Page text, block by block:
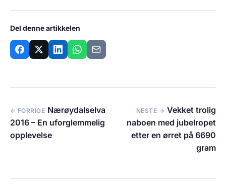
Del denne artikkelen
← FORRIGE Nærøydalselva
2016 – En uforglemmelig
opplevelse
NESTE → Vekket trolig
naboen med jubelropet
etter en ørret på 6690
gram